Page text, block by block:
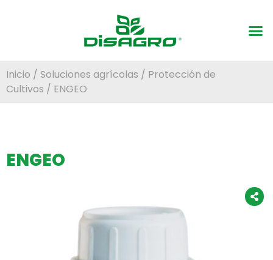
Inicio / Soluciones agrícolas / Protección de
Cultivos / ENGEO
ENGEO